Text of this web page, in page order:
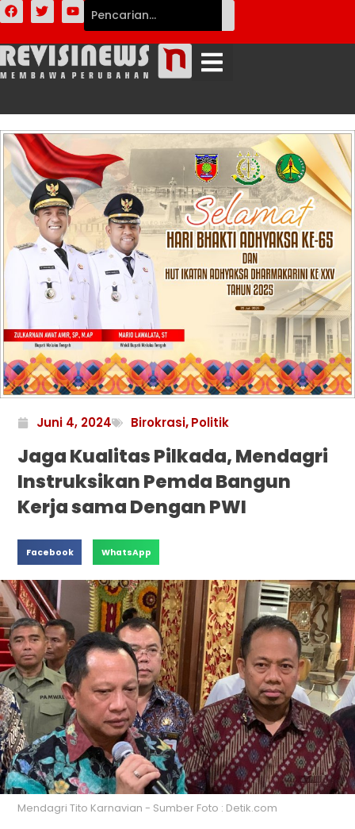
Juni 4, 2024 Birokrasi,Politik
Jaga Kualitas Pilkada, Mendagri
Instruksikan Pemda Bangun
Kerja sama Dengan PWI
Facebook WhatsApp
Mendagri Tito Karnavian - Sumber Foto : Detik.com